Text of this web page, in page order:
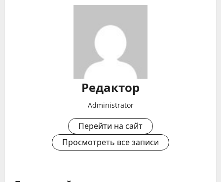
Редактор
Administrator
Перейти на сайт
Просмотреть все записи